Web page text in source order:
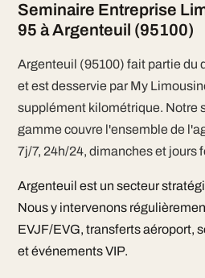
Seminaire Entreprise
95 à Argenteuil (95100)
Argenteuil (95100) fait partie du
et est desservie par My
supplément kilométrique. Notre
gamme couvre l'ensemble de
7j/7, 24h/24, dimanches et jours
Argenteuil est un secteur
Nous y intervenons
EVJF/EVG, transferts aéroport,
et événements VIP.